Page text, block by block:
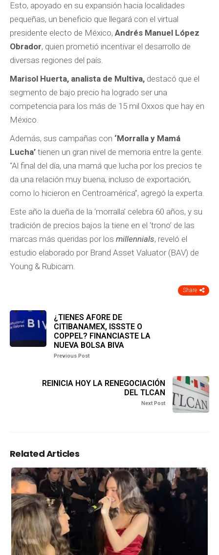
Esto, apoyado en su expansión hacia localidades
pequeñas, un beneficio que llegará con el virtual
presidente electo de México, Andrés Manuel López
Obrador, quien prometió incentivar el desarrollo de
diversas regiones del país.
Marisol Huerta, analista de Multiva, destacó que el
segmento de bajo precio ha logrado ser una
competencia para los más de 15 mil Oxxos que hay en
México.
Además, sus campañas con ‘Morralla y Mamá
Lucha’ tienen un gran nivel de memoria entre la gente.
“Al final del día, una mamá que lucha por los precios te
da una relación muy buena, incluso de exportación,
como lo hicieron en Centroamérica”, agregó la experta.
Este año la dueña de la ‘morralla’ celebra 60 años, y su
tradición de precios bajos la tiene en el ‘trono’ de las
marcas más queridas por los millennials, reveló el
estudio elaborado por Brand Asset Valuator (BAV) de
Young & Rubicam.
Share
¿TIENES AFORE DE
CITIBANAMEX, ISSSTE O
COPPEL? FINANCIASTE LA
NUEVA BOLSA BIVA
Previous Post
REINICIA HOY LA RENEGOCIACIÓN
DEL TLCAN
Next Post
Related Articles